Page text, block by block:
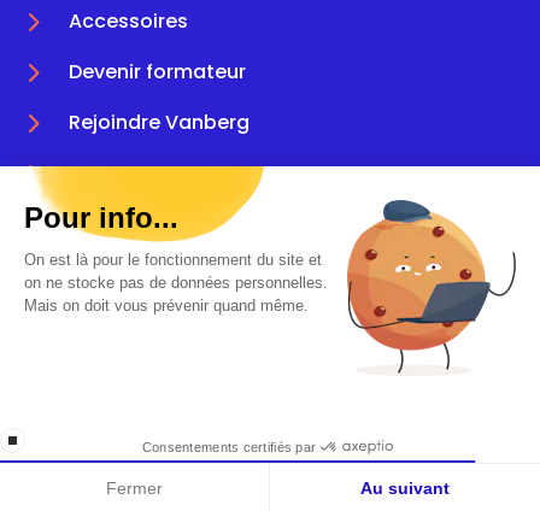
Pour info...
On est là pour le fonctionnement du site et
on ne stocke pas de données personnelles.
Mais on doit vous prévenir quand même.
stop loading Consentements certifiés par
Fermer Au suivant
Catalogue
5 Accessoires
5 Devenir formateur
5 Rejoindre Vanberg
5 FAQ
5 CGU & mentions légales
5 Plan du site